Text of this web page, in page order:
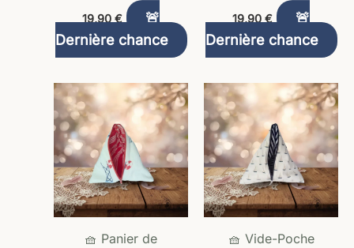
19,90 €
🚨
Dernière chance
19,90 €
🚨
Dernière chance
🧺 Panier de
🧺 Vide-Poche